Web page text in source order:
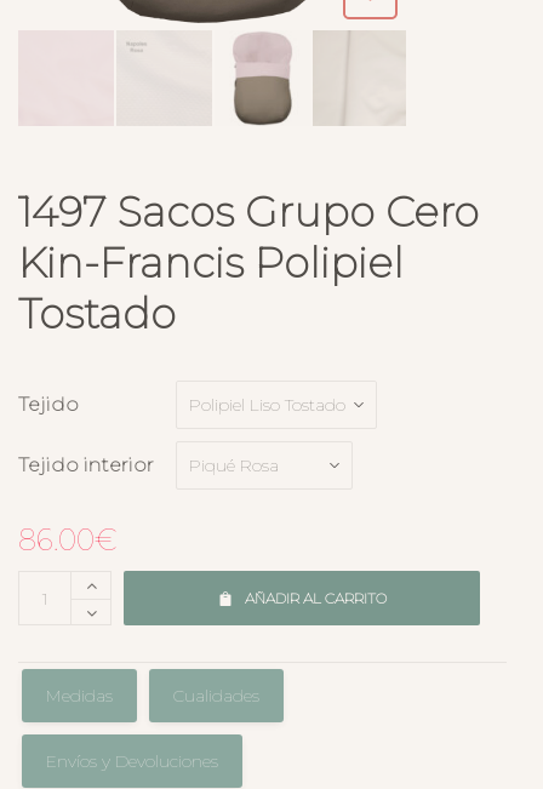
1497 Sacos Grupo Cero
Kin-Francis Polipiel
Tostado
Tejido
Tejido interior
86.00€
AÑADIR AL CARRITO
Medidas Cualidades
Envíos y Devoluciones